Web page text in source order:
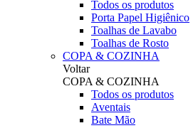
Todos os produtos
Porta Papel Higiênico
Toalhas de Lavabo
Toalhas de Rosto
COPA & COZINHA
Voltar
COPA & COZINHA
Todos os produtos
Aventais
Bate Mão